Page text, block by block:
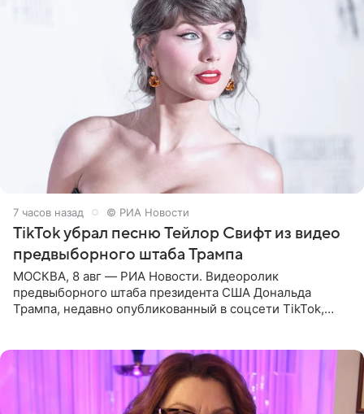
7 часов назад © РИА Новости
TikTok убрал песню Тейлор Свифт из видео
предвыборного штаба Трампа
МОСКВА, 8 авг — РИА Новости. Видеоролик
предвыборного штаба президента США Дональда
Трампа, недавно опубликованный в соцсети TikTok,